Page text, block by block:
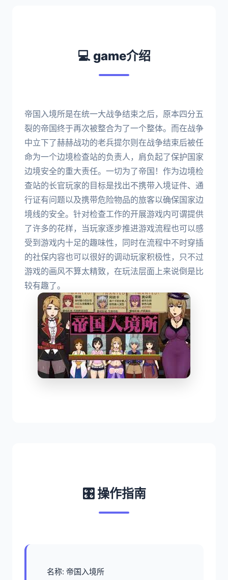
💻 game介绍
帝国入境所是在统一大战争结束之后，原本四分五
裂的帝国终于再次被整合为了一个整体。而在战争
中立下了赫赫战功的老兵提尔则在战争结束后被任
命为一个边境检查站的负责人，肩负起了保护国家
边境安全的重大责任。一切为了帝国！作为边境检
查站的长官玩家的目标是找出不携带入境证件、通
行证有问题以及携带危险物品的旅客以确保国家边
境线的安全。针对检查工作的开展游戏内可谓提供
了许多的花样，当玩家逐步推进游戏流程也可以感
受到游戏内十足的趣味性，同时在流程中不时穿插
的社保内容也可以很好的调动玩家积极性，只不过
游戏的画风不算太精致，在玩法层面上来说倒是比
较有趣了。
🎛️ 操作指南
名称: 帝国入境所